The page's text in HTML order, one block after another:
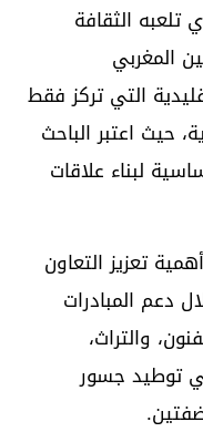
تلعبه الثقافة
المغربي
التي تركز فقط
حيث اعتبر الباحث
لبناء علاقات
تعزيز التعاون
دعم المبادرات
والتراث،
توطيد جسور